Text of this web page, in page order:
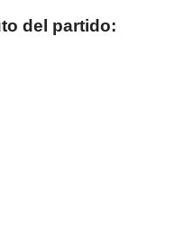
del partido: